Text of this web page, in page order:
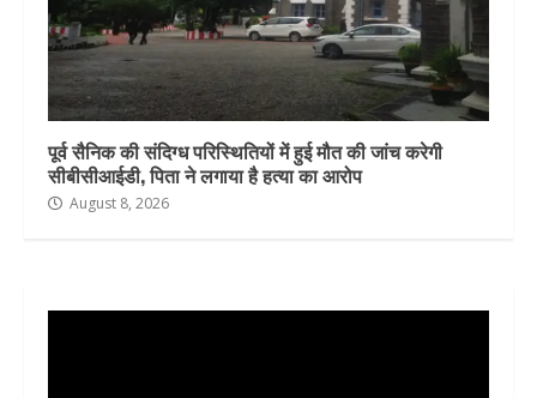
पूर्व सैनिक की संदिग्ध परिस्थितियों में हुई मौत की जांच करेगी
सीबीसीआईडी, पिता ने लगाया है हत्या का आरोप
August 8, 2026